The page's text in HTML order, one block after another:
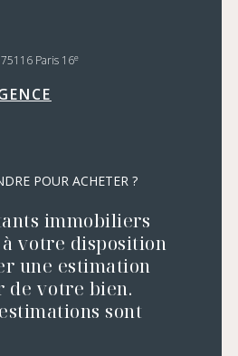
Paris 16e
POUR ACHETER ?
immobiliers
votre disposition
une estimation
de votre bien.
sont